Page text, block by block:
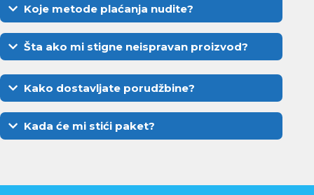
Koje metode plaćanja nudite?
Šta ako mi stigne neispravan proizvod?
Kako dostavljate porudžbine?
Kada će mi stići paket?